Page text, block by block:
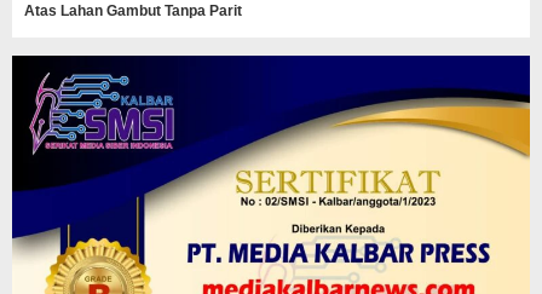
Atas Lahan Gambut Tanpa Parit